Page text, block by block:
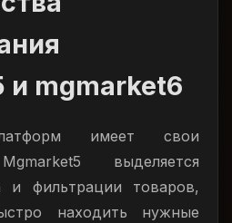
и mgmarket6
имеет свои
выделяется
и фильтрации товаров,
находить нужные